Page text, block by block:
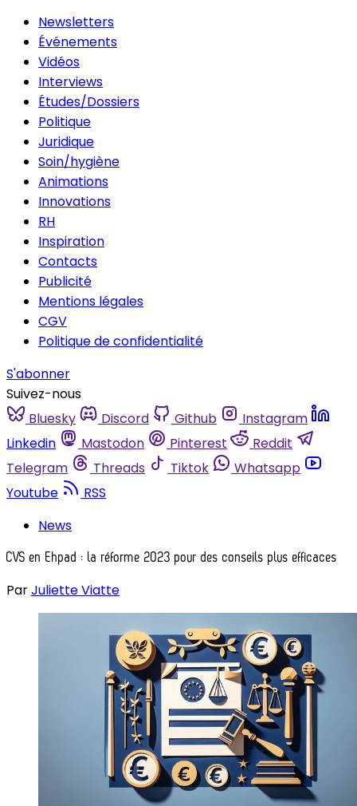
Newsletters
Événements
Vidéos
Interviews
Études/Dossiers
Politique
Juridique
Soin/hygiène
Animations
Innovations
RH
Inspiration
Contacts
Publicité
Mentions légales
CGV
Politique de confidentialité
S'abonner
Suivez-nous
Bluesky
Discord Github
Instagram
Linkedin
Mastodon Pinterest
Reddit
Telegram
Threads Tiktok
Whatsapp
Youtube
RSS
News
CVS en Ehpad : la réforme 2023 pour des conseils plus efficaces
ParJuliette Viatte